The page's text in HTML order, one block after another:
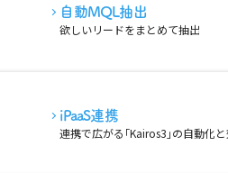
自動MQL抽出
欲しいリードをまとめて抽出
iPaaS連携
連携で広がる｢Kairos3｣の自動化